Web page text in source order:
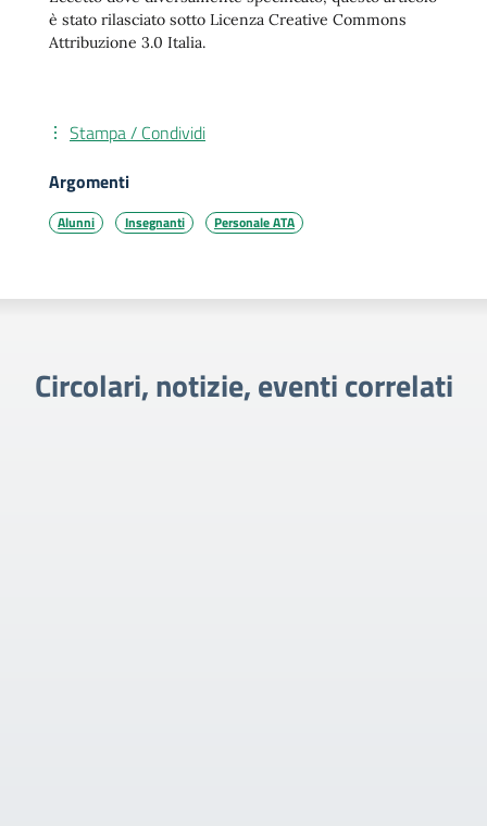
è stato rilasciato sotto Licenza Creative Commons
Attribuzione 3.0 Italia.
Stampa / Condividi
Argomenti
Alunni Insegnanti Personale ATA
Circolari, notizie, eventi correlati